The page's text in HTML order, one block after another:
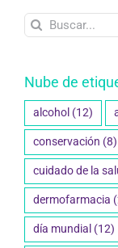
Buscar:
Nube de
alcohol (12)
conservación (8)
cuidado de la
dermofarmacia
día mundial (12)